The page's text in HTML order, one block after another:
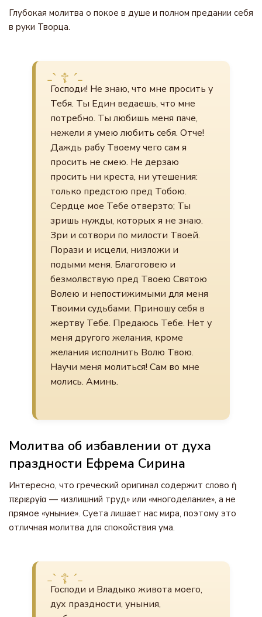
Глубокая молитва о покое в душе и полном предании себя
в руки Творца.
Господи! Не знаю, что мне просить у
Тебя. Ты Един ведаешь, что мне
потребно. Ты любишь меня паче,
нежели я умею любить себя. Отче!
Даждь рабу Твоему чего сам я
просить не смею. Не дерзаю
просить ни креста, ни утешения:
только предстою пред Тобою.
Сердце мое Тебе отверзто; Ты
зришь нужды, которых я не знаю.
Зри и сотвори по милости Твоей.
Порази и исцели, низложи и
подыми меня. Благоговею и
безмолвствую пред Твоею Святою
Волею и непостижимыми для меня
Твоими судьбами. Приношу себя в
жертву Тебе. Предаюсь Тебе. Нет у
меня другого желания, кроме
желания исполнить Волю Твою.
Научи меня молиться! Сам во мне
молись. Аминь.
Молитва об избавлении от духа
праздности Ефрема Сирина
Интересно, что греческий оригинал содержит слово ἡ
περιεργία — «излишний труд» или «многоделание», а не
прямое «уныние». Суета лишает нас мира, поэтому это
отличная молитва для спокойствия ума.
Господи и Владыко живота моего,
дух праздности, уныния,